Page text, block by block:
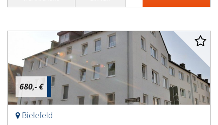
680,- €
Bielefeld